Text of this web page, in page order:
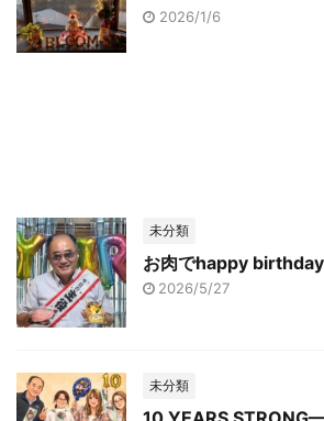
2026/1/6
未分類
お肉でhappy birthday
2026/5/27
未分類